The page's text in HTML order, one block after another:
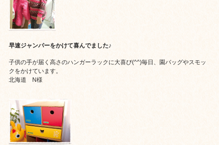
早速ジャンパーをかけて喜んでました♪
子供の手が届く高さのハンガーラックに大喜び(^^)毎日、園バッグやスモッ
クをかけています。
北海道 N様